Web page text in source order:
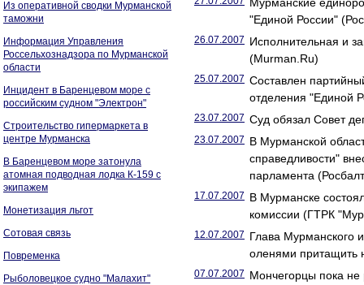
Из оперативной сводки Мурманской
таможни
Информация Управления
Россельхознадзора по Мурманской
области
Инцидент в Баренцевом море с
российским судном "Электрон"
Строительство гипермаркета в
центре Мурманска
В Баренцевом море затонула
атомная подводная лодка К-159 с
экипажем
Монетизация льгот
Сотовая связь
Повременка
Рыболовецкое судно "Малахит"
"Единой России"
26.07.2007 Исполнительная и
(Murman.Ru)
25.07.2007 Составлен
отделения "Единой
23.07.2007 Суд обязал Совет
23.07.2007 В Мурманской
справедливости"
парламента
17.07.2007 В Мурманске
комиссии (ГТРК
12.07.2007 Глава Мурманского
оленями притащить
07.07.2007 Мончегорцы пока не